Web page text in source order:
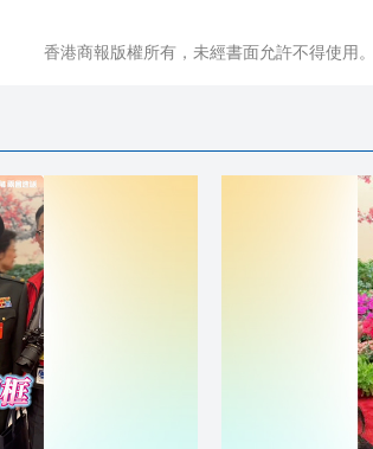
香港商報版權所有，未經書面允許不得使用。